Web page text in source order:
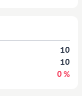
10
10
0 %